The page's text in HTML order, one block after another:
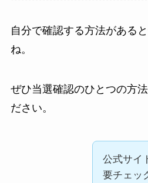
自分で確認する方法がある
ね。
ぜひ当選確認のひとつの方
ださい。
公式サイ
要チェッ